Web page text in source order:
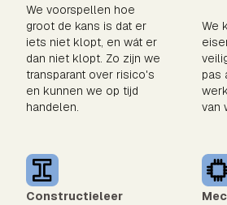
We voorspellen hoe
groot de kans is dat er
iets niet klopt, en wát er
dan niet klopt. Zo zijn we
transparant over risico's
en kunnen we op tijd
handelen.
We
pas
van
Constructieleer